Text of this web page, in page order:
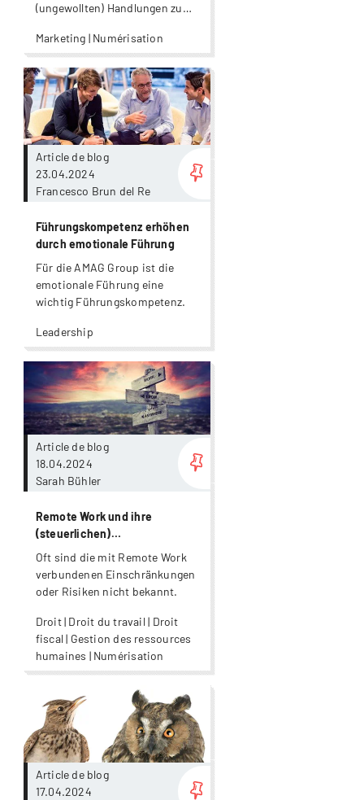
(ungewollten) Handlungen zu
Marketing | Numérisation
Article de blog
23.04.2024
Francesco Brun del Re
Führungskompetenz erhöhen
durch emotionale Führung
Für die AMAG Group ist die
emotionale Führung eine
wichtig Führungskompetenz.
Leadership
Plus
Article de blog
18.04.2024
Sarah Bühler
Remote Work und ihre
(steuerlichen)
Herausforderungen
Oft sind die mit Remote Work
verbundenen Einschränkungen
oder Risiken nicht bekannt.
Droit | Droit du travail | Droit
fiscal | Gestion des ressources
humaines | Numérisation
Plus
Article de blog
17.04.2024
Plus